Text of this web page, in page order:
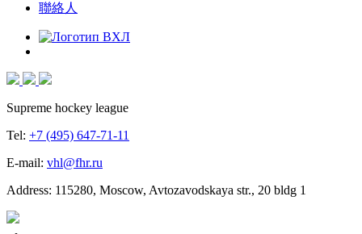
聯絡人
Supreme hockey league
Tel: +7 (495) 647-71-11
E-mail: vhl@fhr.ru
Address: 115280, Moscow, Avtozavodskaya str., 20 bldg 1